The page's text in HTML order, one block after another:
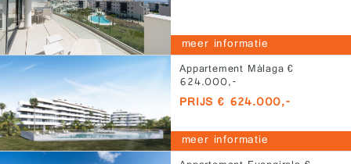
meer informatie
Appartement Málaga €
624.000,-
PRIJS € 624.000,-
meer informatie